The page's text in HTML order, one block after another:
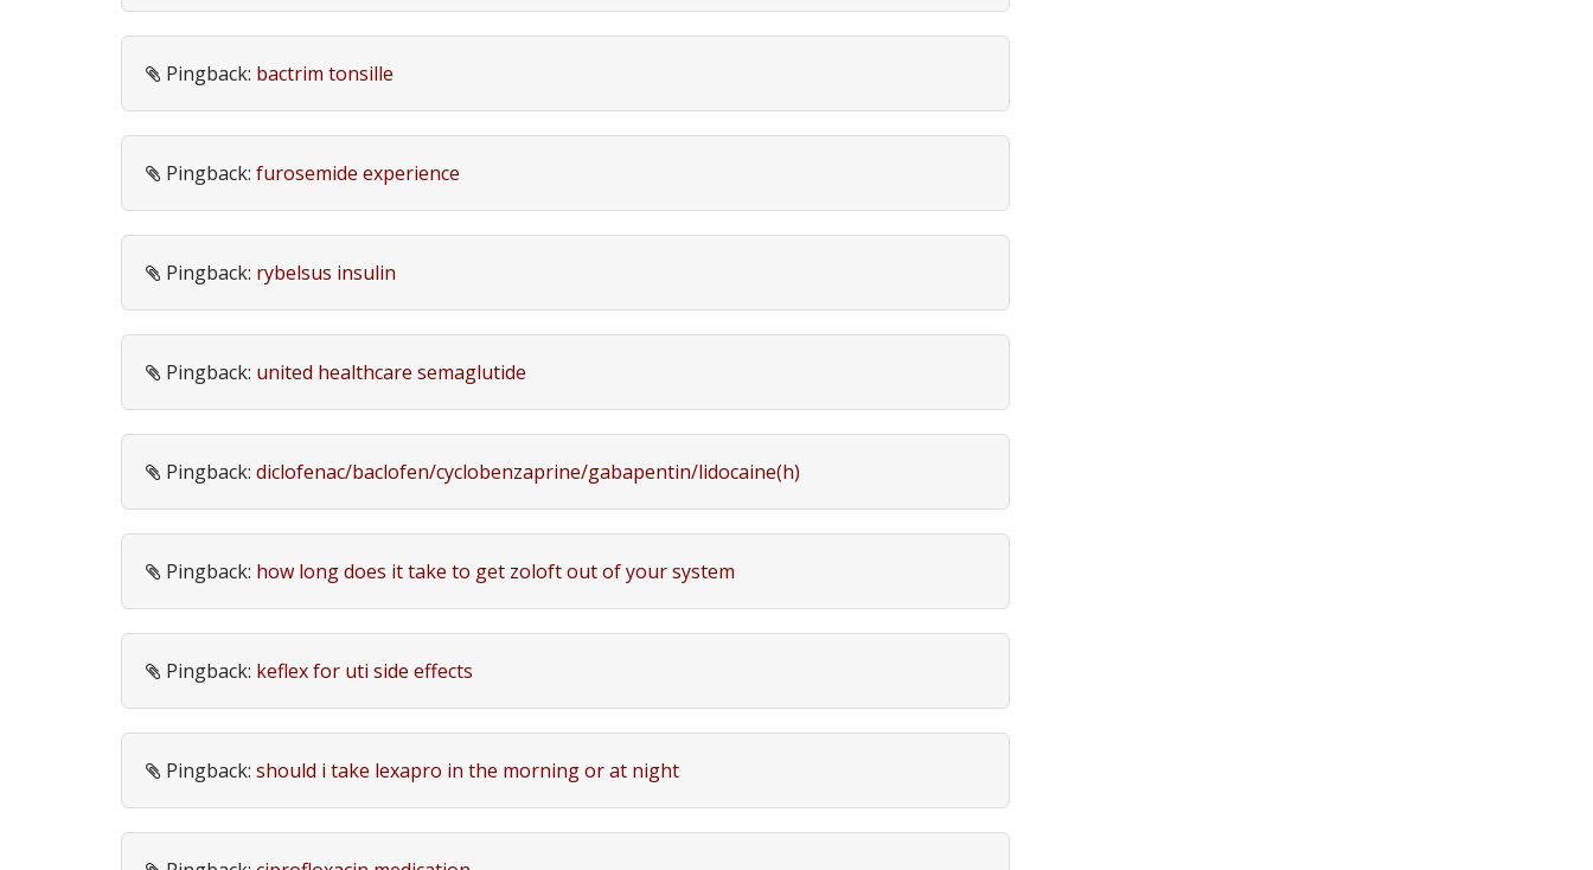
Pingback: bactrim tonsille
Pingback: furosemide experience
Pingback: rybelsus insulin
Pingback: united healthcare semaglutide
Pingback: diclofenac/baclofen/cyclobenzaprine/gabapentin/lidocaine(h)
Pingback: how long does it take to get zoloft out of your system
Pingback: keflex for uti side effects
Pingback: should i take lexapro in the morning or at night